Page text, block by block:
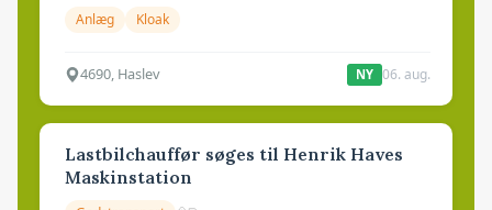
Anlæg Kloak
4690, Haslev NY 06. aug.
Lastbilchauffør søges til Henrik Haves
Maskinstation